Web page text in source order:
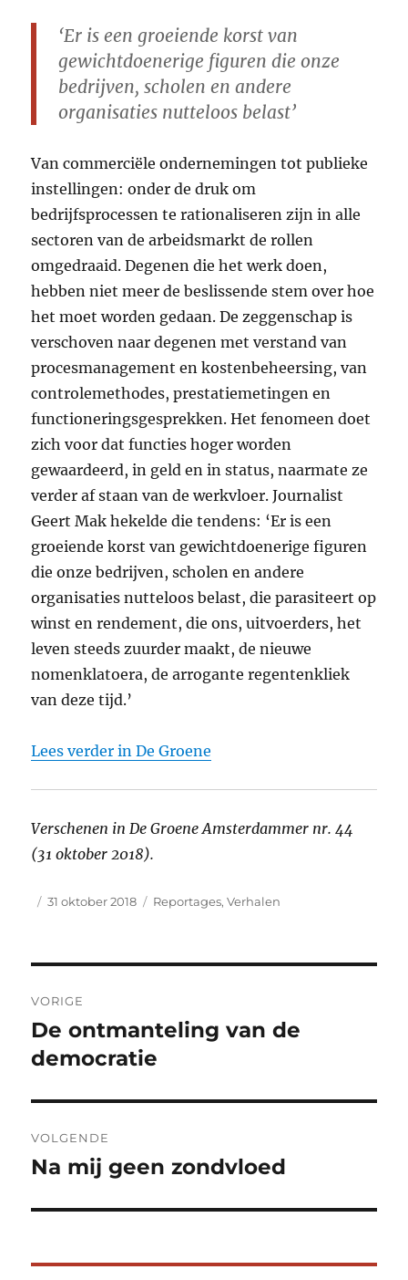
‘Er is een groeiende korst van
gewichtdoenerige figuren die onze
bedrijven, scholen en andere
organisaties nutteloos belast’
Van commerciële ondernemingen tot publieke
instellingen: onder de druk om
bedrijfsprocessen te rationaliseren zijn in alle
sectoren van de arbeidsmarkt de rollen
omgedraaid. Degenen die het werk doen,
hebben niet meer de beslissende stem over hoe
het moet worden gedaan. De zeggenschap is
verschoven naar degenen met verstand van
procesmanagement en kostenbeheersing, van
controlemethodes, prestatiemetingen en
functioneringsgesprekken. Het fenomeen doet
zich voor dat functies hoger worden
gewaardeerd, in geld en in status, naarmate ze
verder af staan van de werkvloer. Journalist
Geert Mak hekelde die tendens: ‘Er is een
groeiende korst van gewichtdoenerige figuren
die onze bedrijven, scholen en andere
organisaties nutteloos belast, die parasiteert op
winst en rendement, die ons, uitvoerders, het
leven steeds zuurder maakt, de nieuwe
nomenklatoera, de arrogante regentenkliek
van deze tijd.’
Lees verder in De Groene
Verschenen in De Groene Amsterdammer nr. 44
(31 oktober 2018).
Auteur
Geplaatst
31 oktober 2018 Categorieën
Reportages,Verhalen
navigatie
VORIGE
Vorig
bericht:
De ontmanteling van de
democratie
VOLGENDE
Volgend
Na mij geen zondvloed